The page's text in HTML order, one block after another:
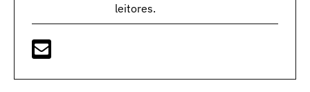
leitores.